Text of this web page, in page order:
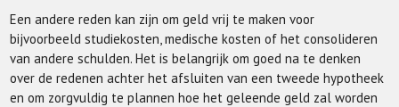
Een andere reden kan zijn om geld vrij te maken voor
bijvoorbeeld studiekosten, medische kosten of het consolideren
van andere schulden. Het is belangrijk om goed na te denken
over de redenen achter het afsluiten van een tweede hypotheek
en om zorgvuldig te plannen hoe het geleende geld zal worden